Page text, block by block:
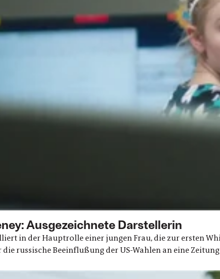
Ausgezeichnete Darstellerin
in der Hauptrolle einer jungen Frau, die zur ersten
russische Beeinflußung der US-Wahlen an eine